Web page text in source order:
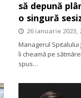
să depună
o singură
26 ianuarie 2023,
Managerul Spitalului
îi cheamă pe
spus…